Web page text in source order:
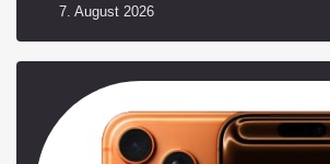
7. August 2026